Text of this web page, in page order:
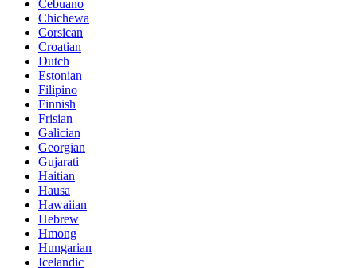
Cebuano
Chichewa
Corsican
Croatian
Dutch
Estonian
Filipino
Finnish
Frisian
Galician
Georgian
Gujarati
Haitian
Hausa
Hawaiian
Hebrew
Hmong
Hungarian
Icelandic